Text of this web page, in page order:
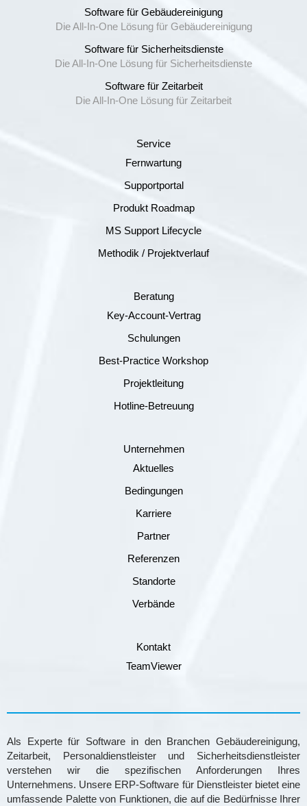
Software für Gebäudereinigung
Die All-In-One Lösung für Gebäudereinigung
Software für Sicherheitsdienste
Die All-In-One Lösung für Sicherheitsdienste
Software für Zeitarbeit
Die All-In-One Lösung für Zeitarbeit
Service
Fernwartung
Supportportal
Produkt Roadmap
MS Support Lifecycle
Methodik / Projektverlauf
Beratung
Key-Account-Vertrag
Schulungen
Best-Practice Workshop
Projektleitung
Hotline-Betreuung
Unternehmen
Aktuelles
Bedingungen
Karriere
Partner
Referenzen
Standorte
Verbände
Kontakt
TeamViewer
Als Experte für Software in den Branchen Gebäudereinigung,
Zeitarbeit, Personaldienstleister und Sicherheitsdienstleister
verstehen wir die spezifischen Anforderungen Ihres
Unternehmens. Unsere ERP-Software für Dienstleister bietet eine
umfassende Palette von Funktionen, die auf die Bedürfnisse Ihrer